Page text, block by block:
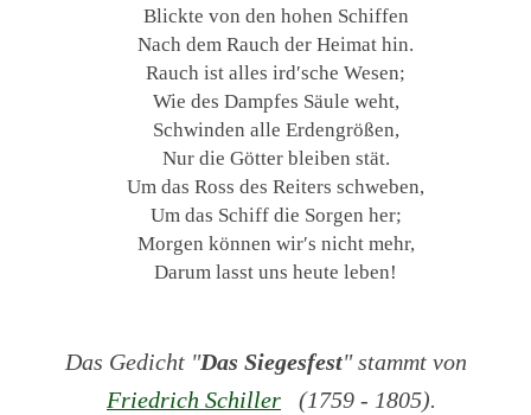
Blickte von den hohen Schiffen
Nach dem Rauch der Heimat hin.
Rauch ist alles ird′sche Wesen;
Wie des Dampfes Säule weht,
Schwinden alle Erdengrößen,
Nur die Götter bleiben stät.
Um das Ross des Reiters schweben,
Um das Schiff die Sorgen her;
Morgen können wir′s nicht mehr,
Darum lasst uns heute leben!
Das Gedicht "Das Siegesfest" stammt von
Friedrich Schiller (1759 - 1805).